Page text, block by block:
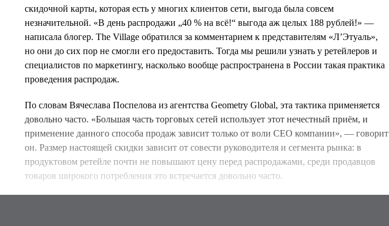
скидочной карты, которая есть у многих клиентов сети, выгода была совсем
незначительной. «В день распродажи „40 % на всё!“ выгода аж целых 188 рублей!» —
написала блогер. The Village обратился за комментарием к представителям «Л’Этуаль»,
но они до сих пор не смогли его предоставить. Тогда мы решили узнать у ретейлеров и
специалистов по маркетингу, насколько вообще распространена в России такая практика
проведения распродаж.
По словам Вячеслава Поспелова из агентства Geometry Global, эта тактика применяется
довольно часто. «Большая часть торговых сетей использует этот нечестный приём, и
применение данного способа продаж зависит только от воли CEO компании», — говорит
он. Размер настоящей скидки зависит от совести руководителя и сегмента рынка: в
продуктовом ретейле почти не повышают цену перед распродажами, среди продавцов
товаров широкого потребления это встречается довольно часто.